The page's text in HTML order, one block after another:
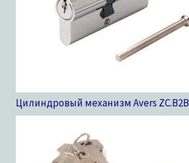
Цилиндровый механизм Avers ZC.B2B